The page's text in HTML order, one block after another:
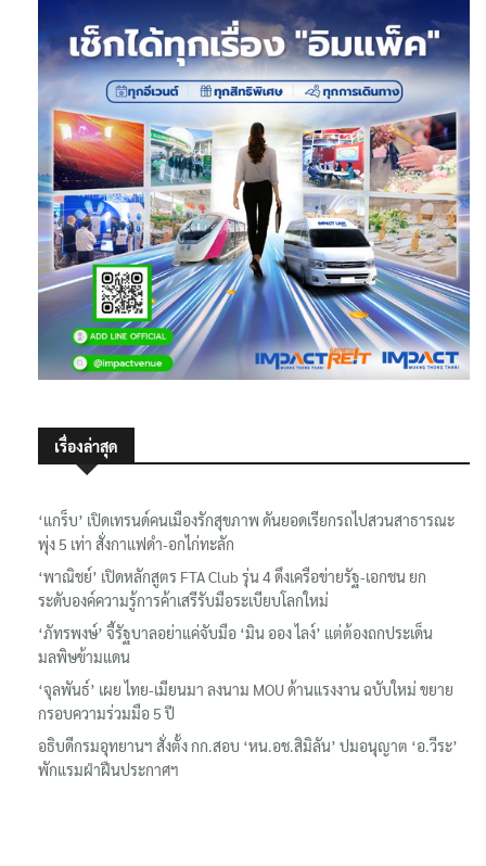
เรื่องล่าสุด
‘แกร็บ’ เปิดเทรนด์คนเมืองรักสุขภาพ ดันยอดเรียกรถไปสวนสาธารณะ
พุ่ง 5 เท่า สั่งกาแฟดำ-อกไก่ทะลัก
‘พาณิชย์’ เปิดหลักสูตร FTA Club รุ่น 4 ดึงเครือข่ายรัฐ-เอกชน ยก
ระดับองค์ความรู้การค้าเสรีรับมือระเบียบโลกใหม่
‘ภัทรพงษ์’ จี้รัฐบาลอย่าแค่จับมือ ‘มิน ออง ไลง์’ แต่ต้องถกประเด็น
มลพิษข้ามแดน
‘จุลพันธ์’ เผย ไทย-เมียนมา ลงนาม MOU ด้านแรงงาน ฉบับใหม่ ขยาย
กรอบความร่วมมือ 5 ปี
อธิบดีกรมอุทยานฯ​ สั่งตั้ง กก.สอบ ‘หน.อช.สิมิลัน’ ปมอนุญาต ‘อ.วีระ’
พักแรมฝ่าฝืนประกาศฯ